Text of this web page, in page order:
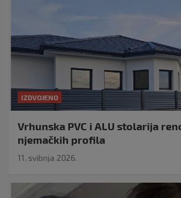
IZDVOJENO
Vrhunska PVC i ALU stolarija
njemačkih profila
11. svibnja 2026.